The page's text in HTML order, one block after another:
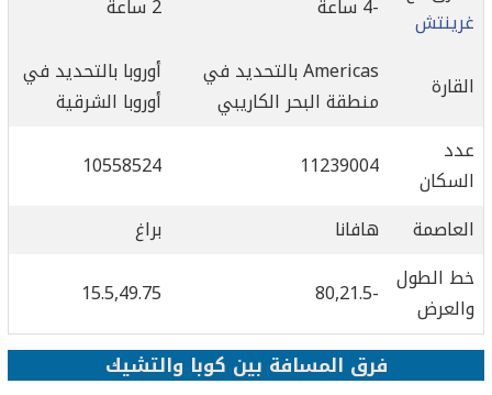
غرينتش
-4 ساعة 2 ساعة
القارة
Americas بالتحديد في
منطقة البحر الكاريبي
أوروبا بالتحديد في
أوروبا الشرقية
عدد
السكان
11239004
10558524
العاصمة
هافانا
براغ
خط الطول
والعرض
-80,21.5
15.5,49.75
فرق المسافة بين كوبا والتشيك